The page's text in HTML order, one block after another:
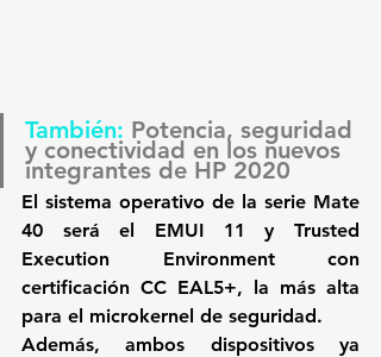
También: Potencia, seguridad
y conectividad en los nuevos
integrantes de HP 2020
El sistema operativo de la serie Mate
40 será el EMUI 11 y Trusted
Execution Environment con
certificación CC EAL5+, la más alta
para el microkernel de seguridad.
Además, ambos dispositivos ya